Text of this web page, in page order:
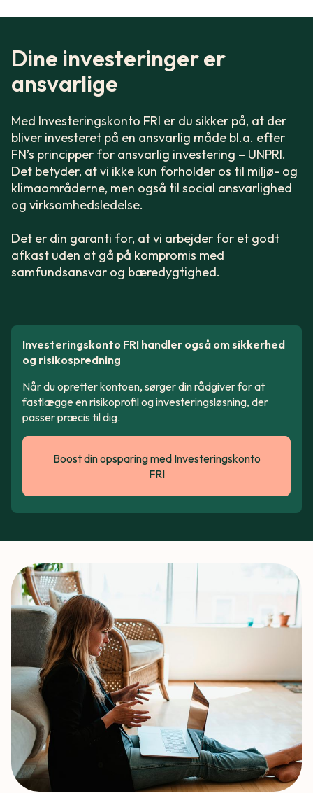
Dine investeringer er
ansvarlige
Med Investeringskonto FRI er du sikker på, at der
bliver investeret på en ansvarlig måde bl.a. efter
FN’s principper for ansvarlig investering – UNPRI.
Det betyder, at vi ikke kun forholder os til miljø- og
klimaområderne, men også til social ansvarlighed
og virksomhedsledelse.
Det er din garanti for, at vi arbejder for et godt
afkast uden at gå på kompromis med
samfundsansvar og bæredygtighed.
Investeringskonto FRI handler også om sikkerhed
og risikospredning
Når du opretter kontoen, sørger din rådgiver for at
fastlægge en risikoprofil og investeringsløsning, der
passer præcis til dig.
Boost din opsparing med Investeringskonto
FRI